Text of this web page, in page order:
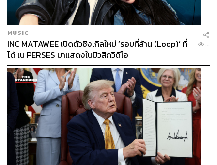
MUSIC
INC MATAWEE เปิดตัวซิงเกิลใหม่ ‘รอบที่ล้าน (Loop)’ ที่
ได้ เน PERSES มาแสดงในมิวสิกวิดีโอ
...